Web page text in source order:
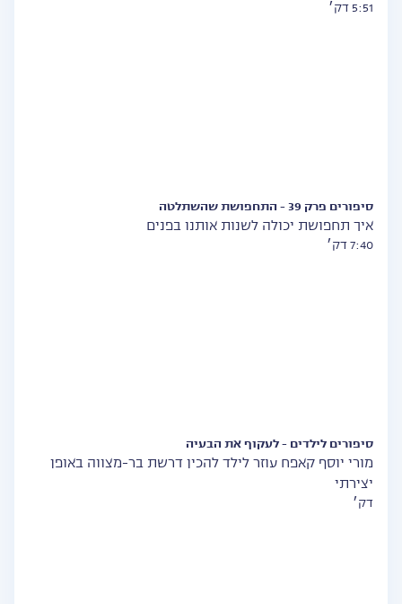
5:51 דק׳
סיפורים פרק 39 - התחפושת שהשתלטה
איך תחפושת יכולה לשנות אותנו בפנים
7:40 דק׳
סיפורים לילדים - לעקוף את הבעיה
מורי יוסף קאפח עוזר לילד להכין דרשת בר-מצווה באופן
יצירתי
דק׳